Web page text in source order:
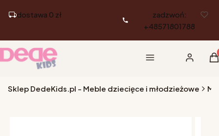
dostawa 0 zł
zadzwoń:
+48571801788
Menu Zaloguj się
Sklep DedeKids.pl - Meble dziecięce i młodzieżowe